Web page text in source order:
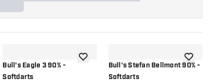
hinzufügen
Bull's Eagle 3 90% -
Softdarts
Zur Wunschliste hinzufügen
Bull's Stefan Bellmont 90% -
Softdarts
Zur